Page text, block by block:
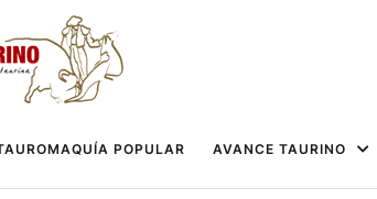
POPULAR AVANCE TAURINO